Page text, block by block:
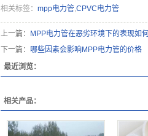
相关标签： mpp电力管,CPVC电力管
上一篇：
MPP电力管在恶劣环境下的表现如何
下一篇： 哪些因素会影响MPP电力管的价格
最近浏览：
相关产品：